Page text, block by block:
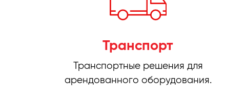
Транспорт
Транспортные решения для
арендованного оборудования.